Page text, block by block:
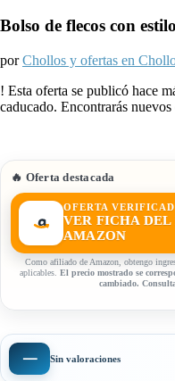
Bolso de flecos con
porChollos y ofertas en
! Esta oferta se publicó hace
caducado. Encontrarás
🔥 Oferta destacada
OFERTA
VER FICHA DEL
AMAZON
Como afiliado de Amazon, obtengo
aplicables. El precio mostrado se
cambiado.
— Sin valoraciones